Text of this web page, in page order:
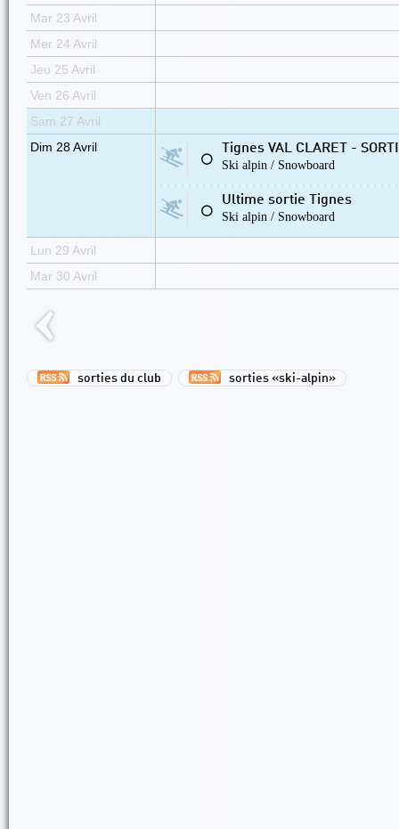
Mar 23 Avril
Mer 24 Avril
Jeu 25 Avril
Ven 26 Avril
Sam 27 Avril
Dim 28 Avril
⚪
Tignes VAL CLARET -
Ski alpin / Snowboard
⚪
Ultime sortie Tignes
Ski alpin / Snowboard
Lun 29 Avril
Mar 30 Avril
sorties du club sorties «ski-alpin»